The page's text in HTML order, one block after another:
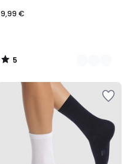
9,99 €
5
/